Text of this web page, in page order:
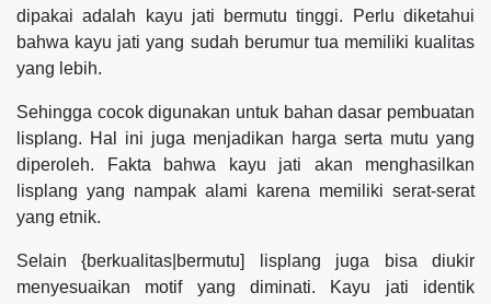
dipakai adalah kayu jati bermutu tinggi. Perlu diketahui
bahwa kayu jati yang sudah berumur tua memiliki kualitas
yang lebih.
Sehingga cocok digunakan untuk bahan dasar pembuatan
lisplang. Hal ini juga menjadikan harga serta mutu yang
diperoleh. Fakta bahwa kayu jati akan menghasilkan
lisplang yang nampak alami karena memiliki serat-serat
yang etnik.
Selain {berkualitas|bermutu] lisplang juga bisa diukir
menyesuaikan motif yang diminati. Kayu jati identik